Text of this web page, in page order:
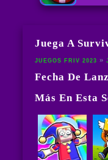
Juega A
JUEGOS FRIV 2023
Fecha De
Más En Esta